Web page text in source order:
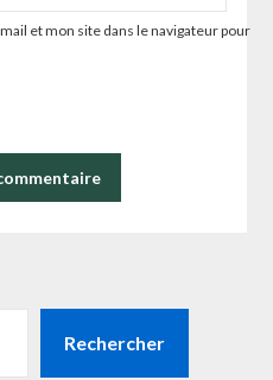
et mon site dans le navigateur pour
Rechercher